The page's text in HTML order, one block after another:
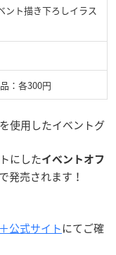
ント描き下ろしイラス
：各300円
使用したイベントグ
にしたイベントオフ
発売されます！
公式サイトにてご確